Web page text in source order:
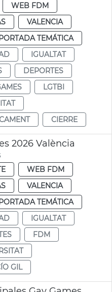
WEB FDM
VALENCIA
TEMÁTICA
IGUALTAT
DEPORTES
LGTBI
CIERRE
2026 València
WEB FDM
VALENCIA
TEMÁTICA
IGUALTAT
FDM
GIL